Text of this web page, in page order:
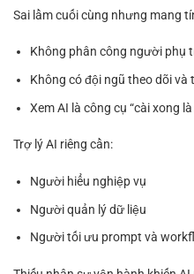
Sai lầm cuối cùng nhưng mang
Không phân công người phụ
Không có đội ngũ theo dõi và
Xem AI là công cụ “cài xong là
Trợ lý AI riêng cần:
Người hiểu nghiệp vụ
Người quản lý dữ liệu
Người tối ưu prompt và